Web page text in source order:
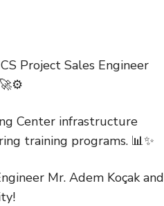
Project Sales Engineer
Center infrastructure
training programs. 📊✨
Mr. Adem Koçak and